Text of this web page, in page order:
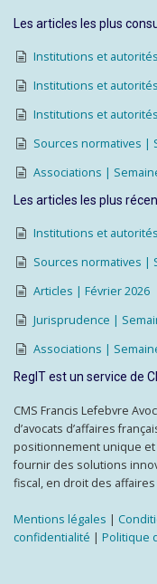
Les articles les plus
Institutions et
Institutions et
Institutions et
Sources normatives |
Associations |
Les articles les plus
Institutions et
Sources normatives |
Articles | Février 2026
Jurisprudence |
Associations |
RegIT est un service de
CMS Francis Lefebvre
d’avocats d’affaires
positionnement unique
fournir des solutions
fiscal, en droit des
Mentions légales |
confidentialité | Politique